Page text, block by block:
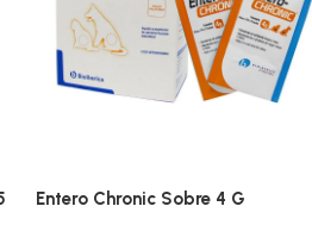
Pro Omega Cachorro Raza Grande